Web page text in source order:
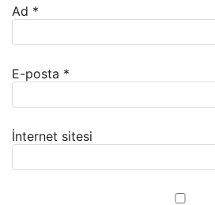
Ad *
E-posta *
İnternet sitesi